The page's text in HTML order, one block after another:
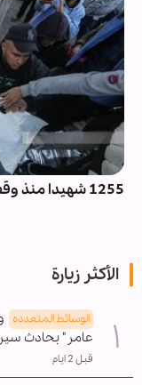
1255 شهيدا منذ وقف النار في غزة
الأكثر زيارة
الوسائط المتعدده
عامر" بحادث سير
قبل 2 ايام